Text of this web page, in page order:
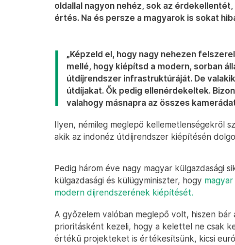
oldallal nagyon nehéz, sok az
értés. Na és persze a magyarok is sokat
„Képzeld el, hogy nagy nehezen
mellé, hogy kiépítsd a modern, sorban
útdíjrendszer infrastruktúráját. De
útdíjakat. Ők pedig ellenérdekeltek.
valahogy másnapra az összes
Ilyen, némileg meglepő kellemetlenségekről
akik az indonéz útdíjrendszer kiépítésén
Pedig három éve nagy magyar külgazdasági
külgazdasági és külügyminiszter, hogy
modern díjrendszerének kiépítését.
A győzelem valóban meglepő volt, hiszen bár
prioritásként kezeli, hogy a kelettel ne csak
értékű projekteket is értékesítsünk, kicsi